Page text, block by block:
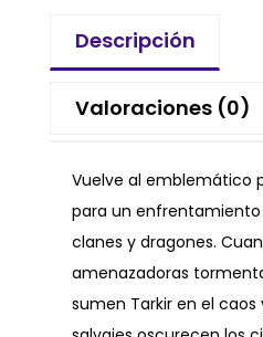
Descripción
Valoraciones (0)
Vuelve al emblemático
para un
clanes y dragones.
amenazadoras
sumen Tarkir en el caos